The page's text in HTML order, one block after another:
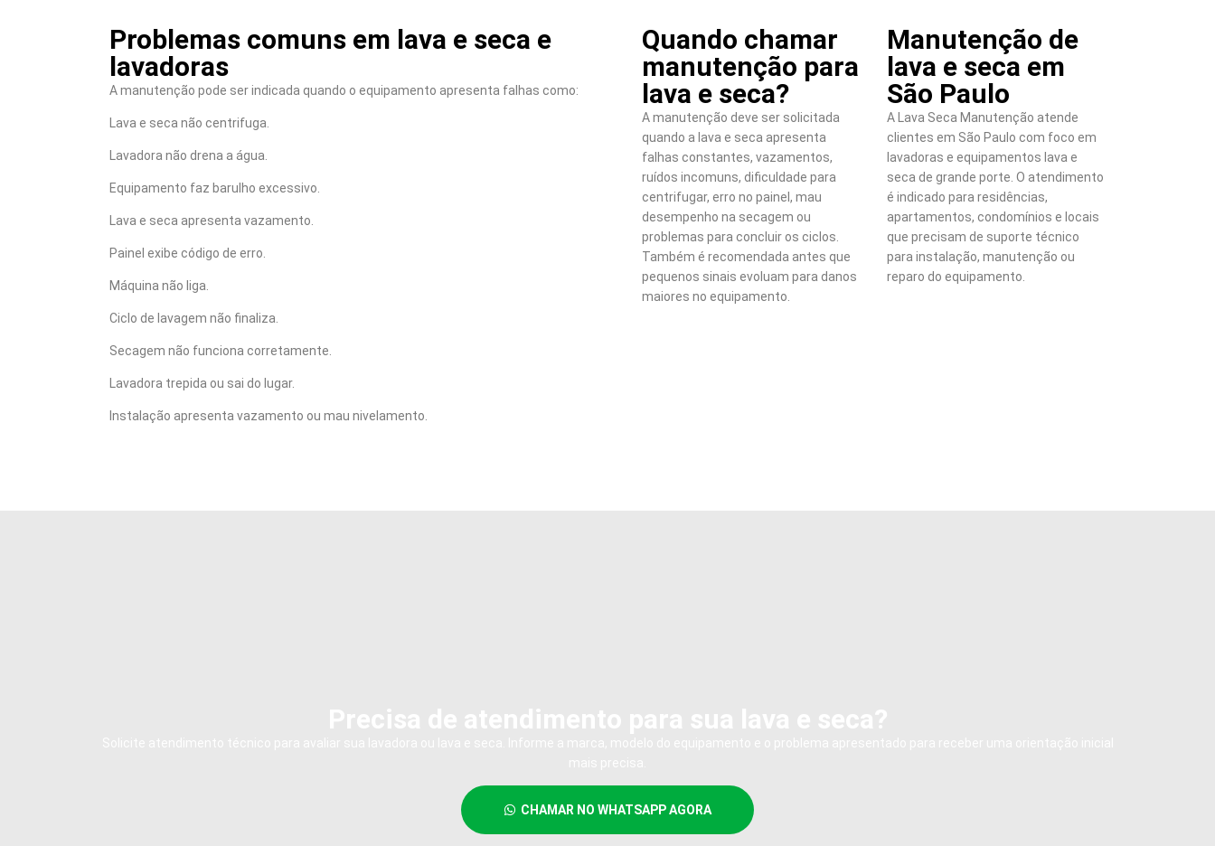
Problemas comuns em lava e seca e
lavadoras
A manutenção pode ser indicada quando o equipamento apresenta falhas como:
Lava e seca não centrifuga.
Lavadora não drena a água.
Equipamento faz barulho excessivo.
Lava e seca apresenta vazamento.
Painel exibe código de erro.
Máquina não liga.
Ciclo de lavagem não finaliza.
Secagem não funciona corretamente.
Lavadora trepida ou sai do lugar.
Instalação apresenta vazamento ou mau nivelamento.
Quando chamar
manutenção para
lava e seca?
A manutenção deve ser solicitada
quando a lava e seca apresenta
falhas constantes, vazamentos,
ruídos incomuns, dificuldade para
centrifugar, erro no painel, mau
desempenho na secagem ou
problemas para concluir os ciclos.
Também é recomendada antes que
pequenos sinais evoluam para danos
maiores no equipamento.
Manutenção de
lava e seca em
São Paulo
A Lava Seca Manutenção atende
clientes em São Paulo com foco em
lavadoras e equipamentos lava e
seca de grande porte. O atendimento
é indicado para residências,
apartamentos, condomínios e locais
que precisam de suporte técnico
para instalação, manutenção ou
reparo do equipamento.
CHAMAR NO WHATSAPP AGORA